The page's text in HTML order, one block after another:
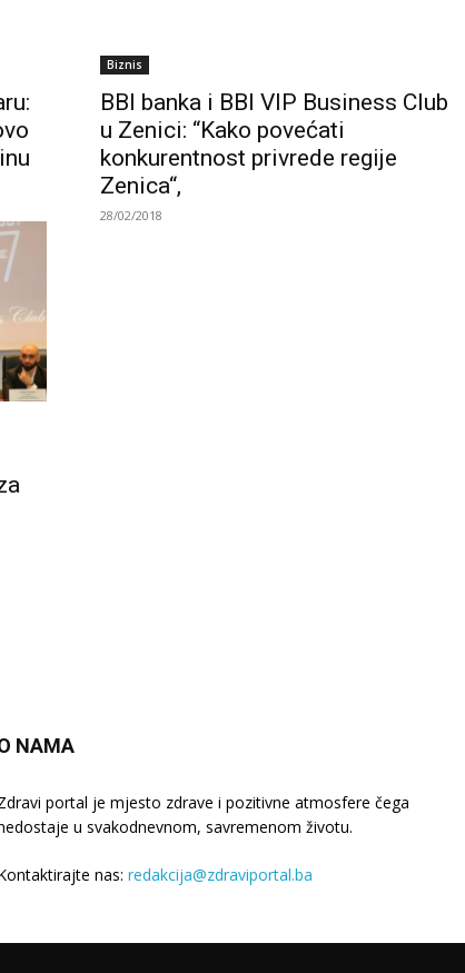
Biznis
BBI banka i BBI VIP Business Club
u Zenici: “Kako povećati
konkurentnost privrede regije
Zenica“,
28/02/2018
NAMA
portal je mjesto zdrave i pozitivne atmosfere čega
u svakodnevnom, savremenom životu.
nas: redakcija@zdraviportal.ba